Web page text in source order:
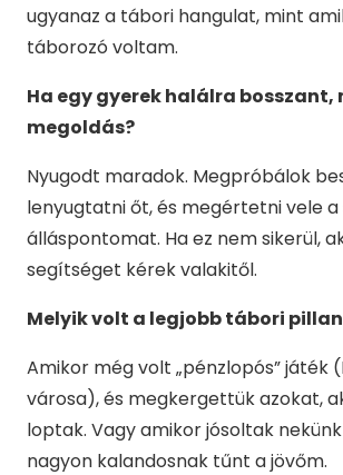
ugyanaz a tábori hangulat, mint
táborozó voltam.
Ha egy gyerek halálra bosszant,
megoldás?
Nyugodt maradok. Megpróbálok
lenyugtatni őt, és megértetni vele a
álláspontomat. Ha ez nem sikerül,
segítséget kérek valakitől.
Melyik volt a legjobb tábori
Amikor még volt „pénzlopós” játék
városa), és megkergettük azokat,
loptak. Vagy amikor jósoltak
nagyon kalandosnak tűnt a jövőm.